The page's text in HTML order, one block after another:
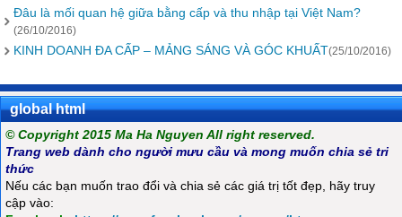
Đâu là mối quan hệ giữa bằng cấp và thu nhập tại Việt Nam?
(26/10/2016)
KINH DOANH ĐA CẤP – MẢNG SÁNG VÀ GÓC KHUẤT(25/10/2016)
global html
© Copyright 2015 Ma Ha Nguyen All right reserved.
Trang web dành cho người mưu cầu và mong muốn chia sẻ tri
thức
Nếu các bạn muốn trao đổi và chia sẻ các giá trị tốt đẹp, hãy truy
cập vào: